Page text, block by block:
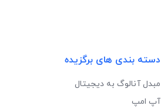
دسته بندی های برگزیده
مبدل آنالوگ به دیجیتال
آپ امپ